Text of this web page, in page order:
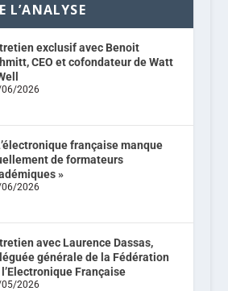
L’ANALYSE
exclusif avec Benoit
CEO et cofondateur de Watt
2026
française manque
de formateurs
»
2026
avec Laurence Dassas,
générale de la Fédération
Française
2026